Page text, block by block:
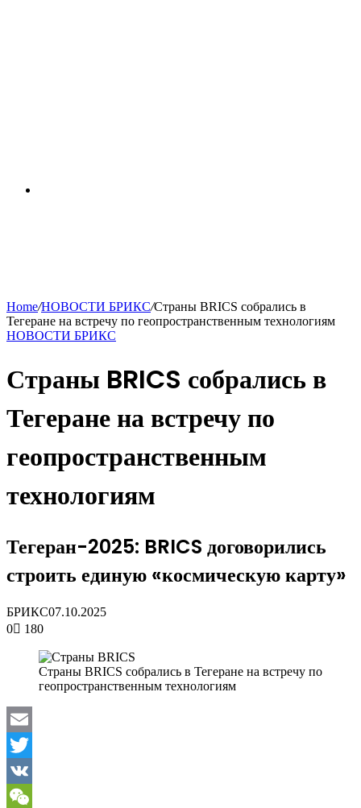
Home/НОВОСТИ БРИКС/Страны BRICS собрались в
Тегеране на встречу по геопространственным технологиям
НОВОСТИ БРИКС
Страны BRICS собрались в
Тегеране на встречу по
геопространственным
технологиям
Тегеран-2025: BRICS договорились
строить единую «космическую карту»
БРИКС07.10.2025
0
180
Страны BRICS собрались в Тегеране на встречу по
геопространственным технологиям
Email
Twitter
VK